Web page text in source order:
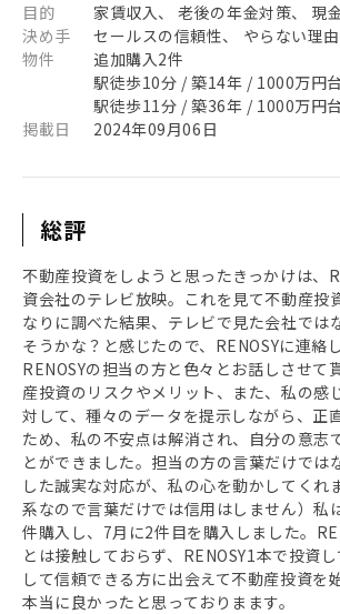
目的
家賃収入、 老後の年金対策、 現
決め手
セールスの信頼性、 やらない理
物件
追加購入2件
駅徒歩10分 / 築14年 / 1000万円
駅徒歩11分 / 築36年 / 1000万円
掲載日
2024年09月06日
総評
不動産投資をしようと思ったきっかけは、
資会社のテレビ放映。これを見て不動産投
なりに調べた結果、テレビで見た会社では
そうかな？と感じたので、RENOSYに連絡
RENOSYの担当の方と色々とお話しさせて
産投資のリスクやメリット、また、私の感
対して、種々のデータを提示しながら、正
ため、私の不安点は解消され、自分の意志
とができました。担当の方の言葉だけでは
した誠実な対応が、私の心を動かしてくれ
系なので言葉だけでは信用はしません）私
件購入し、7月に2件目を購入しました。
とは接触しておらず、RENOSY1本で投資
して信頼できる方に出会えて不動産投資を
本当に良かったと思っておりまます。